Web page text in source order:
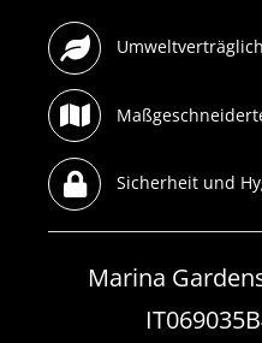
Sicherheit und
Marina